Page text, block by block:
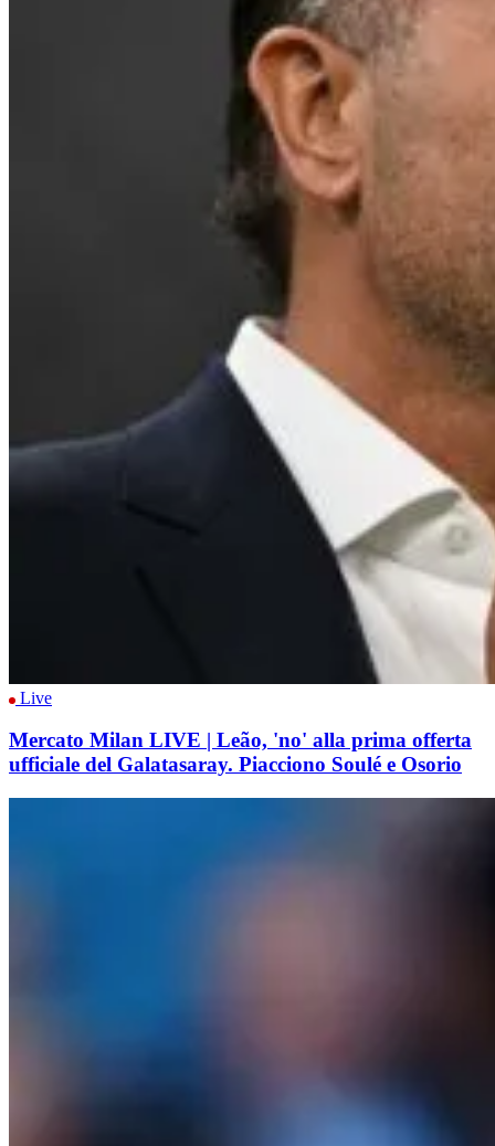
Live
Mercato Milan LIVE | Leão, 'no' alla prima offerta
ufficiale del Galatasaray. Piacciono Soulé e Osorio